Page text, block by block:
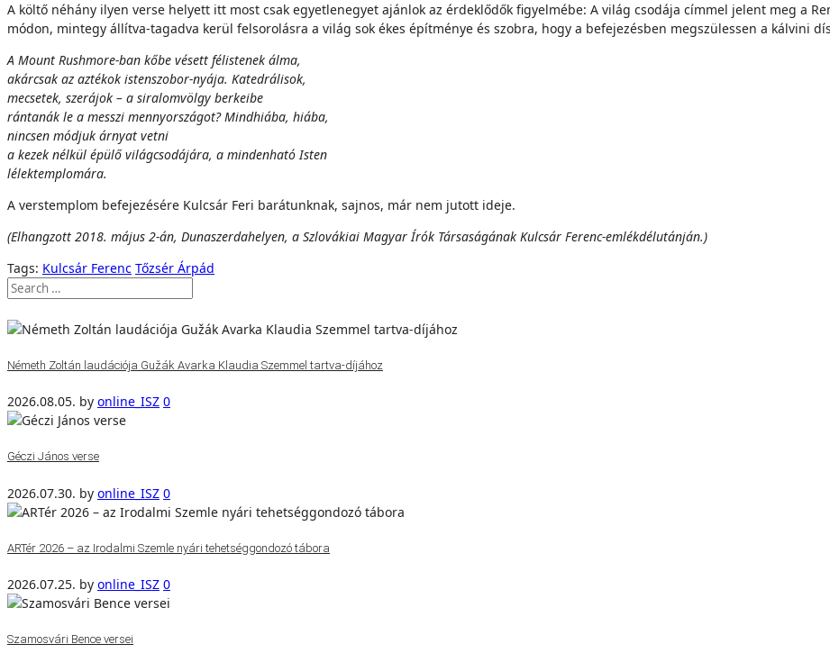
A költő néhány ilyen verse helyett itt most csak egyetlenegyet ajánlok az érdeklődők figyelmébe: A világ csodája címmel jelent meg a
módon, mintegy állítva-tagadva kerül felsorolásra a világ sok ékes építménye és szobra, hogy a befejezésben megszülessen a kálvini
A Mount Rushmore-ban kőbe vésett félistenek álma,
akárcsak az aztékok istenszobor-nyája. Katedrálisok,
mecsetek, szerájok – a siralomvölgy berkeibe
rántanák le a messzi mennyországot? Mindhiába, hiába,
nincsen módjuk árnyat vetni
a kezek nélkül épülő világcsodájára, a mindenható Isten
lélektemplomára.
A verstemplom befejezésére Kulcsár Feri barátunknak, sajnos, már nem jutott ideje.
(Elhangzott 2018. május 2-án, Dunaszerdahelyen, a Szlovákiai Magyar Írók Társaságának Kulcsár Ferenc-emlékdélutánján.)
Tags: Kulcsár Ferenc Tőzsér Árpád
Németh Zoltán laudációja Gužák Avarka Klaudia Szemmel tartva-díjához
2026.08.05. by online_ISZ 0
Géczi János verse
2026.07.30. by online_ISZ 0
ARTér 2026 – az Irodalmi Szemle nyári tehetséggondozó tábora
2026.07.25. by online_ISZ 0
Szamosvári Bence versei